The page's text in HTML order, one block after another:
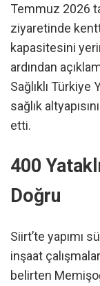
Temmuz 2026
ziyaretinde
kapasitesini
ardından
Sağlıklı
sağlık
etti.
400
Doğru
Siirt’te yapımı
inşaat
belirten